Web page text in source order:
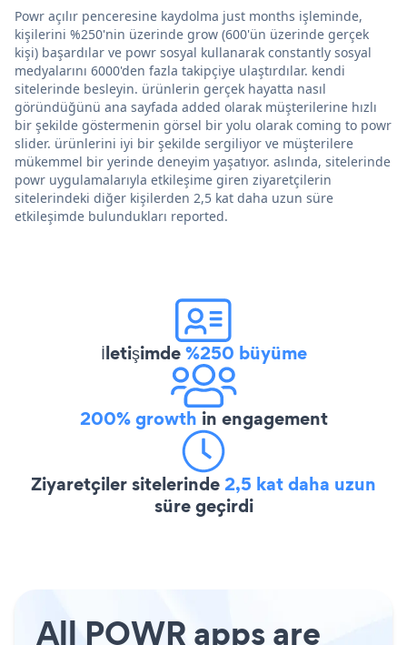
Powr açılır penceresine kaydolma just months işleminde,
kişilerini %250'nin üzerinde grow (600'ün üzerinde gerçek
kişi) başardılar ve powr sosyal kullanarak constantly sosyal
medyalarını 6000'den fazla takipçiye ulaştırdılar. kendi
sitelerinde besleyin. ürünlerin gerçek hayatta nasıl
göründüğünü ana sayfada added olarak müşterilerine hızlı
bir şekilde göstermenin görsel bir yolu olarak coming to powr
slider. ürünlerini iyi bir şekilde sergiliyor ve müşterilere
mükemmel bir yerinde deneyim yaşatıyor. aslında, sitelerinde
powr uygulamalarıyla etkileşime giren ziyaretçilerin
sitelerindeki diğer kişilerden 2,5 kat daha uzun süre
etkileşimde bulundukları reported.
İletişimde%250 büyüme
200% growth in engagement
Ziyaretçiler sitelerinde2,5 kat daha uzun
süre geçirdi
All POWR apps are